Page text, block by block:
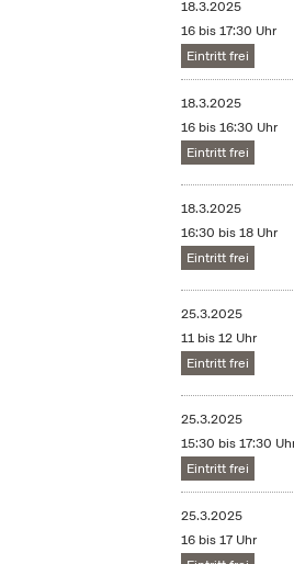
18.3.2025
16 bis 17:30 Uhr
Eintritt frei
18.3.2025
16 bis 16:30 Uhr
Eintritt frei
18.3.2025
16:30 bis 18 Uhr
Eintritt frei
25.3.2025
11 bis 12 Uhr
Eintritt frei
25.3.2025
15:30 bis 17:30
Eintritt frei
25.3.2025
16 bis 17 Uhr